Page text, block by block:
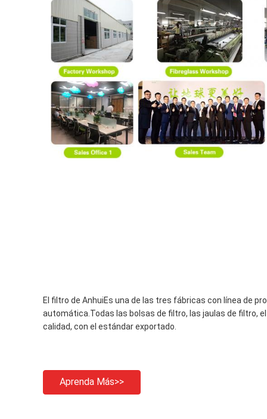
El filtro de AnhuiEs una de las tres fábricas con línea de
automática.Todas las bolsas de filtro, las jaulas de filtro,
calidad, con el estándar exportado.
Aprenda Más>>